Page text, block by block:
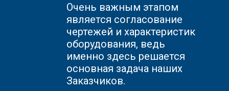
Очень важным этапом
является согласование
чертежей и характеристик
оборудования, ведь
именно здесь решается
основная задача наших
Заказчиков.